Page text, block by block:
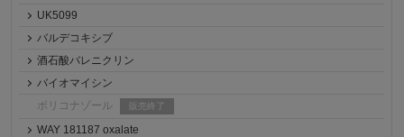
UK5099
バルデコキシブ
酒石酸バレニクリン
バイオマイシン
ボリコナゾール
販売終了
WAY 181187 oxalate